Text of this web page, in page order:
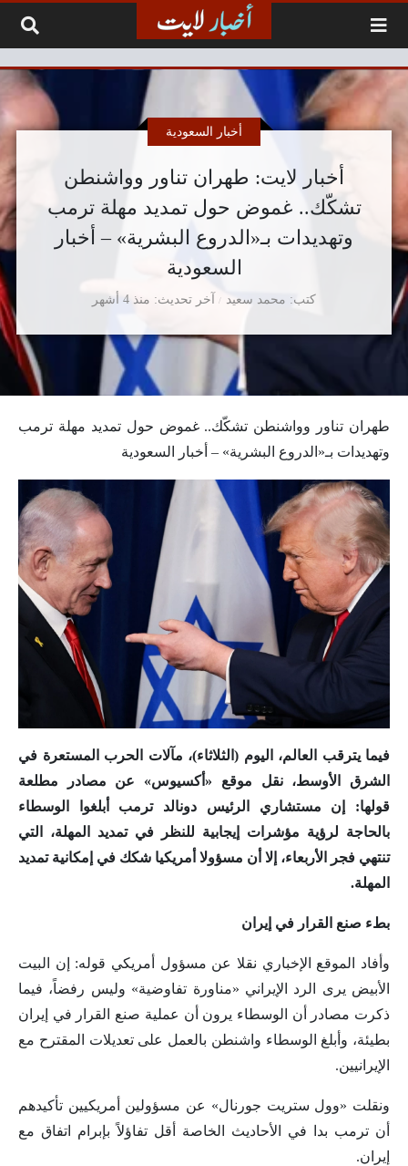
أخبار لايت: طهران تناور وواشنطن
تشكّك.. غموض حول تمديد مهلة ترمب
وتهديدات بـ«الدروع البشرية» – أخبار
السعودية
كتب محمد سعيد
أخبار السعودية
آخر تحديث منذ 4 أشهر
طهران تناور وواشنطن تشكّك.. غموض حول تمديد مهلة ترمب
وتهديدات بـ«الدروع البشرية» – أخبار السعودية
فيما يترقب العالم، اليوم (الثلاثاء)، مآلات الحرب المستعرة في
الشرق الأوسط، نقل موقع «أكسيوس» عن مصادر مطلعة
قولها: إن مستشاري الرئيس دونالد ترمب أبلغوا الوسطاء
بالحاجة لرؤية مؤشرات إيجابية للنظر في تمديد المهلة، التي
تنتهي فجر الأربعاء، إلا أن مسؤولا أمريكيا شكك في إمكانية تمديد
المهلة.
بطء صنع القرار في إيران
وأفاد الموقع الإخباري نقلا عن مسؤول أمريكي قوله: إن البيت
الأبيض يرى الرد الإيراني «مناورة تفاوضية» وليس رفضاً، فيما
ذكرت مصادر أن الوسطاء يرون أن عملية صنع القرار في إيران
بطيئة، وأبلغ الوسطاء واشنطن بالعمل على تعديلات المقترح مع
الإيرانيين.
ونقلت «وول ستريت جورنال» عن مسؤولين أمريكيين تأكيدهم
أن ترمب بدا في الأحاديث الخاصة أقل تفاؤلاً بإبرام اتفاق مع
إيران.